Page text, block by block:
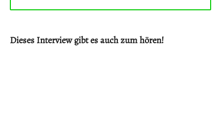
Dieses Interview gibt es auch zum hören!